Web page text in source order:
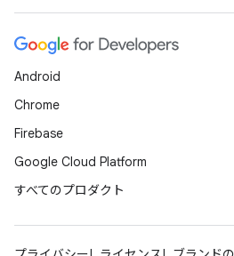
Android
Chrome
Firebase
Google Cloud Platform
すべてのプロダクト